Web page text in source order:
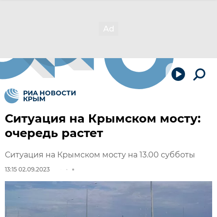
Ситуация на Крымском мосту:
очередь растет
Ситуация на Крымском мосту на 13.00 субботы
13:15 02.09.2023